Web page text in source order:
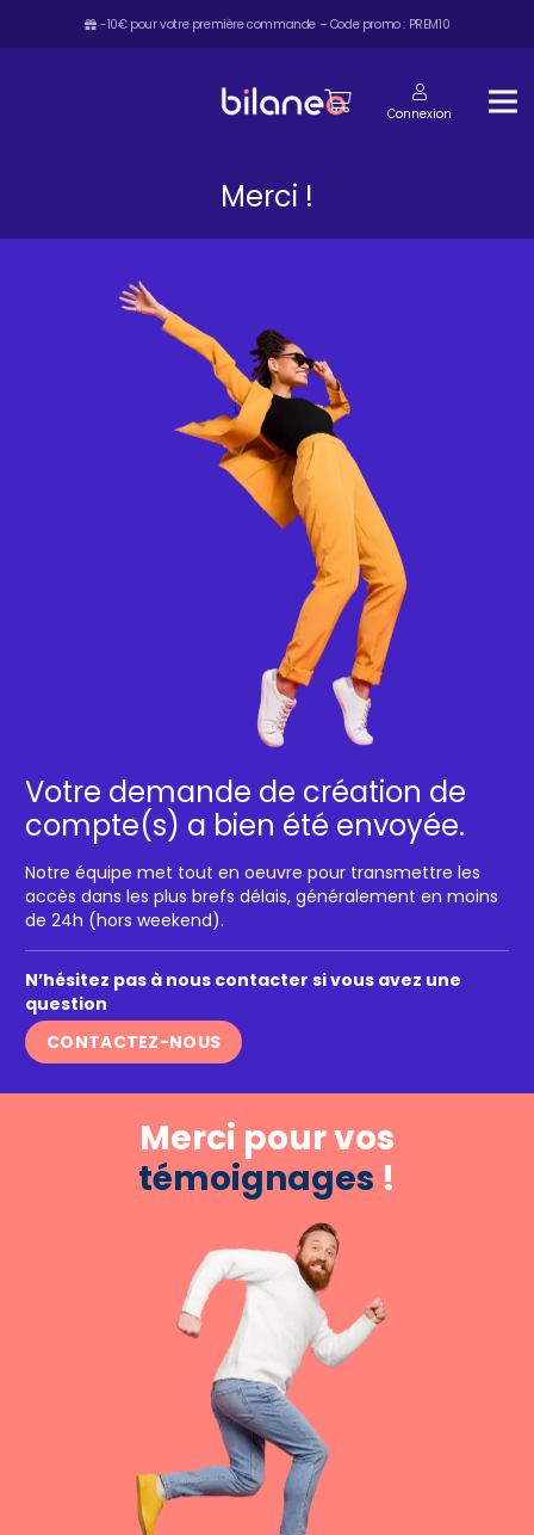
-10€ pour votre première commande – Code promo : PREM10
Connexion
Merci !
Votre demande de création de
compte(s) a bien été envoyée.
Notre équipe met tout en oeuvre pour transmettre les
accès dans les plus brefs délais, généralement en moins
de 24h (hors weekend).
N’hésitez pas à nous contacter si vous avez une
question
CONTACTEZ-NOUS
Merci pour vos
témoignages !